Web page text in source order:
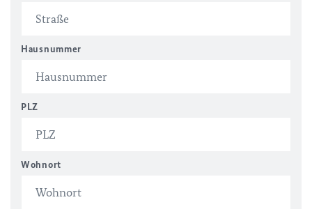
Hausnummer
PLZ
Wohnort